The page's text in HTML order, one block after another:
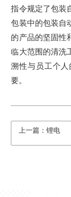
指令规定了包装
包装中的包装自
的产品的坚固性
临大范围的清洗
溯性与员工个
要。
上一篇：锂电